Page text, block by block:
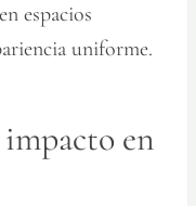
espacios
uniforme.
en